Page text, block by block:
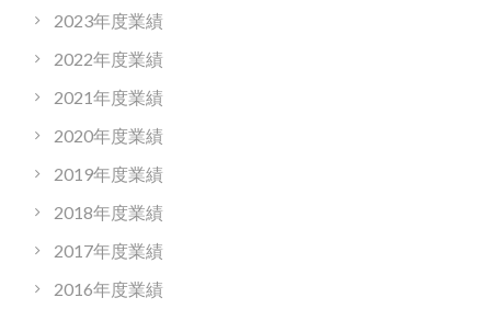
2023年度業績
2022年度業績
2021年度業績
2020年度業績
2019年度業績
2018年度業績
2017年度業績
2016年度業績